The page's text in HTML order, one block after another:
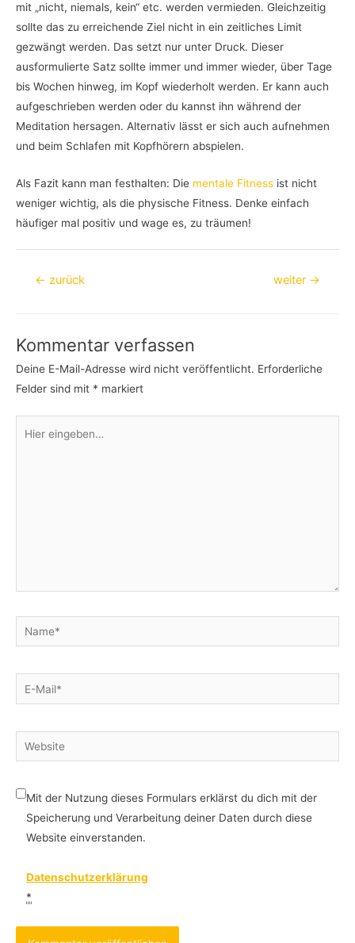
mit „nicht, niemals, kein“ etc. werden vermieden. Gleichzeitig
sollte das zu erreichende Ziel nicht in ein zeitliches Limit
gezwängt werden. Das setzt nur unter Druck. Dieser
ausformulierte Satz sollte immer und immer wieder, über Tage
bis Wochen hinweg, im Kopf wiederholt werden. Er kann auch
aufgeschrieben werden oder du kannst ihn während der
Meditation hersagen. Alternativ lässt er sich auch aufnehmen
und beim Schlafen mit Kopfhörern abspielen.
Als Fazit kann man festhalten: Die mentale Fitness ist nicht
weniger wichtig, als die physische Fitness. Denke einfach
häufiger mal positiv und wage es, zu träumen!
Beitragsnavigation
← zurück weiter →
Kommentar verfassen
Deine E-Mail-Adresse wird nicht veröffentlicht. Erforderliche
Felder sind mit * markiert
eingeben…
Name*
E-
Mail*
Website
Mit der Nutzung dieses Formulars erklärst du dich mit der
Speicherung und Verarbeitung deiner Daten durch diese
Website einverstanden.
Datenschutzerklärung
*